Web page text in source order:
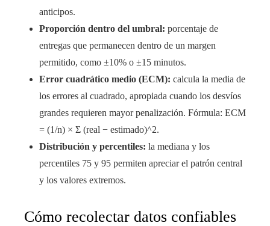
anticipos.
Proporción dentro del umbral: porcentaje de
entregas que permanecen dentro de un margen
permitido, como ±10% o ±15 minutos.
Error cuadrático medio (ECM): calcula la media de
los errores al cuadrado, apropiada cuando los desvíos
grandes requieren mayor penalización. Fórmula: ECM
= (1/n) × Σ (real − estimado)^2.
Distribución y percentiles: la mediana y los
percentiles 75 y 95 permiten apreciar el patrón central
y los valores extremos.
Cómo recolectar datos confiables